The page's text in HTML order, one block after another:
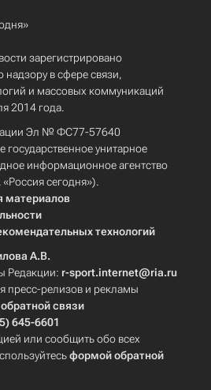
зарегистрировано
в сфере связи,
и массовых коммуникаций
2014 года.
Эл № ФС77-57640
унитарное
информационное агентство
сегодня»).
материалов
технологий
А.В.
Редакции: r-sport.internet@ria.ru
пресс-релизов и рекламы
связи
645-6601
или сообщить обо всех
формой обратной